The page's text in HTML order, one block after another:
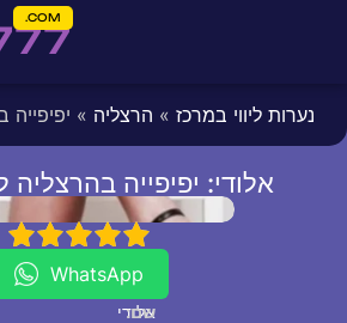
COM.
נערות ליווי במרכז » הרצליה » יפיפייה
אלודי: יפיפייה בהרצליה
fixed[/fixed]
5
WhatsApp
שם:
אלודי